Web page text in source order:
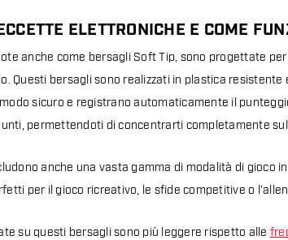
ELETTRONICHE E COME
anche come bersagli Soft Tip, sono progettate
Questi bersagli sono realizzati in plastica
sicuro e registrano automaticamente il
permettendoti di concentrarti completamente
anche una vasta gamma di modalità di gioco
per il gioco ricreativo, le sfide competitive o
su questi bersagli sono più leggere rispetto alle